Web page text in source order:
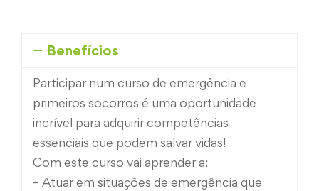
Benefícios
Participar num curso de emergência e
primeiros socorros é uma oportunidade
incrível para adquirir competências
essenciais que podem salvar vidas!
Com este curso vai aprender a:
– Atuar em situações de emergência que